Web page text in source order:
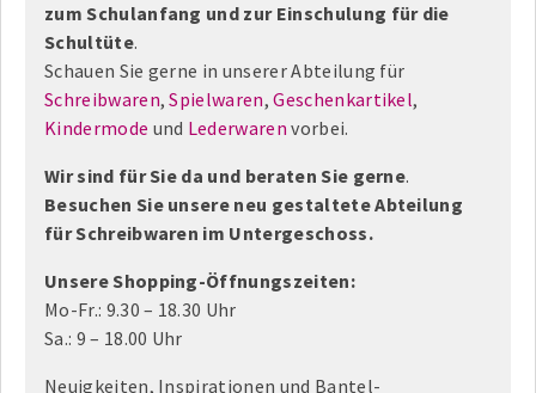
zum Schulanfang und zur Einschulung für die
Schultüte.
Schauen Sie gerne in unserer Abteilung für
Schreibwaren,Spielwaren,Geschenkartikel,
Kindermode und Lederwaren vorbei.
Wir sind für Sie da und beraten Sie gerne.
Besuchen Sie unsere neu gestaltete Abteilung
für Schreibwaren im Untergeschoss.
Unsere Shopping-Öffnungszeiten:
Mo-Fr.: 9.30 – 18.30 Uhr
Sa.: 9 – 18.00 Uhr
Neuigkeiten, Inspirationen und Bantel-